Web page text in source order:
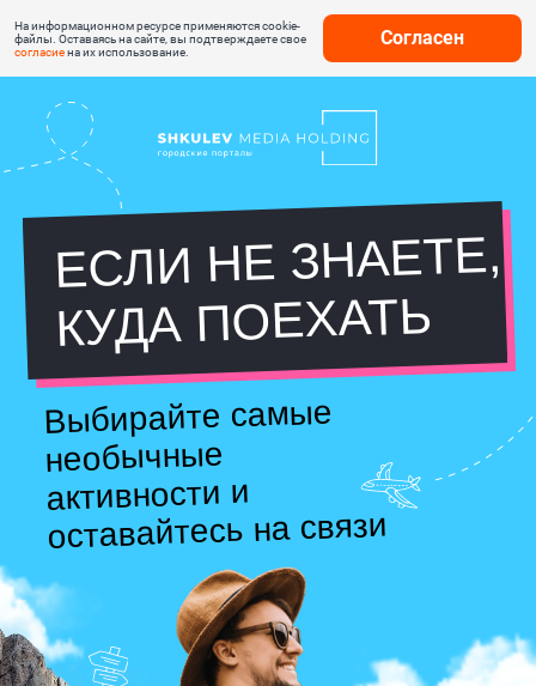
На информационном ресурсе применяются cookie-
файлы. Оставаясь на сайте, вы подтверждаете свое
согласиена их использование.
Согласен
ЕСЛИ НЕ ЗНАЕТЕ,
КУДА ПОЕХАТЬ
Выбирайте самые
необычные
активности и
оставайтесь на связи